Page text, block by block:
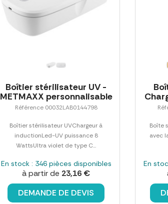
Boîtier stérilisateur UV -
METMAXX personnalisable
Référence 00032LAB0144798
Boîtier stérilisateur UVChargeur à
inductionLed-UV puissance 8
WattsUltra violet de type C...
En stock : 346 pièces disponibles
à partir de 23,16 €
DEMANDE DE DEVIS
Boîte
avec
En